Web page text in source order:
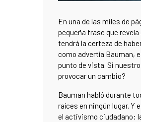
En una de las miles de
pequeña frase que
tendrá la certeza de
como advertía Bauman,
punto de vista. Si
provocar un cambio?
Bauman habló durante
raíces en ningún lugar. Y
el activismo ciudadano: